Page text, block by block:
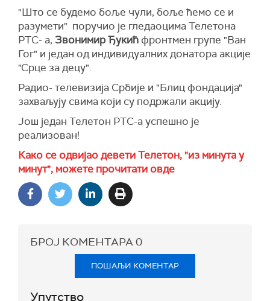
"Што се будемо боље чули, боље ћемо се и
разумети" поручио је гледаоцима Телетона
РТС- а, Звонимир Ђукић фронтмен групе "Ван
Гог" и један од индивидуалних донатора акције
"Срце за децу".
Радио- телевизија Србије и "Блиц фондација"
захваљују свима који су подржали акцију.
Још један Телетон РТС-а успешно је
реализован!
Како се одвијао девети Телетон, "из минута у
минут", можете прочитати овде
БРОЈ КОМЕНТАРА0
ПОШАЉИ КОМЕНТАР
Упутство